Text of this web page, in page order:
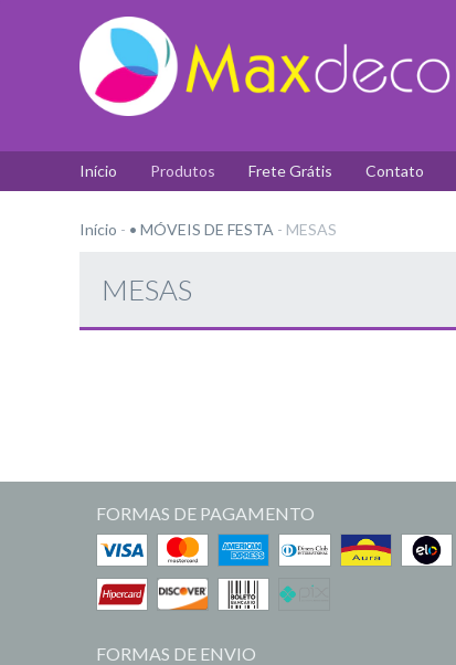
Início Produtos Frete Grátis Contato
Início - • MÓVEIS DE FESTA - MESAS
MESAS
FORMAS DE PAGAMENTO
FORMAS DE ENVIO